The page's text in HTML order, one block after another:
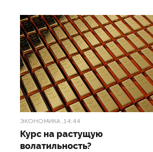
ЭКОНОМИКА ,14:44
Курс на растущую
волатильность?